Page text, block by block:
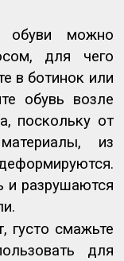
можно
для чего
в ботинок или
обувь возле
поскольку от
из
и разрушаются
густо смажьте
для